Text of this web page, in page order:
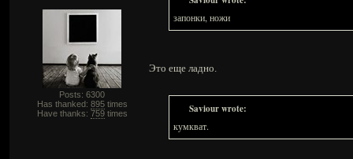
Posts: 6300
Has thanked: 895times
Have thanks: 759times
запонки, ножи
Это еще ладно.
Saviour wrote:
кумкват.